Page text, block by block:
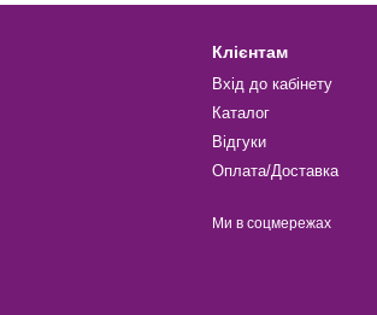
Клієнтам
Вхід до кабінету
Каталог
Відгуки
Оплата/Доставка
Ми в соцмережах